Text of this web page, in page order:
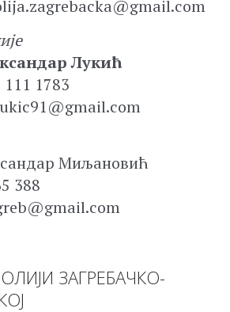
Лукић
111 1783
Миљановић
388
ЗАГРЕБАЧКО-